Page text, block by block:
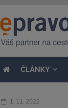
ČLÁNKY
1. 11. 2022